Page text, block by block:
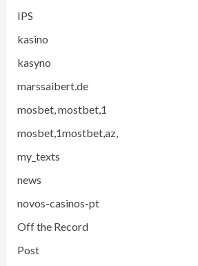
IPS
kasino
kasyno
marssaibert.de
mosbet, mostbet,1
mosbet,1mostbet,az,
my_texts
news
novos-casinos-pt
Off the Record
Post